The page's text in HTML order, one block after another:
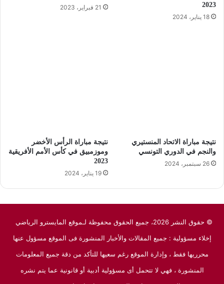
2023
18 يناير، 2024
21 فبراير، 2023
نتيجة مباراة الاتحاد المنستيري
والنجم في الدوري التونسي
26 سبتمبر، 2024
نتيجة مباراة الرأس الأخضر
وموزمبيق في كأس الأمم الأفريقية
2023
19 يناير، 2024
© حقوق النشر 2026، جميع الحقوق محفوظة لـموقع المايسترو الرياضي
إخلاء مسؤولية : جميع المقالات والأخبار المنشورة فى الموقع مسؤول عنها
محرريها فقط ، وإدارة الموقع رغم سعيها للتأكد من دقة جميع المعلومات
المنشورة ، فهي لا تتحمل أى مسؤولية أدبية أو قانونية عما يتم نشره